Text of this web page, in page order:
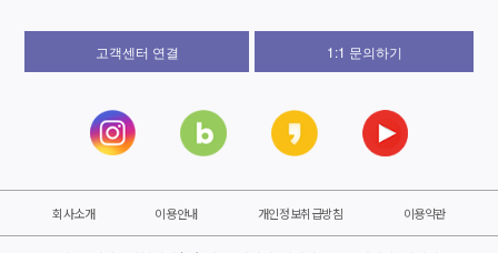
고객센터 연결 1:1 문의하기
회사소개 이용안내 개인정보취급방침 이용약관